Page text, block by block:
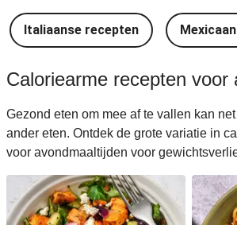
Italiaanse recepten
Caloriearme recepten voor
Gezond eten om mee af te vallen kan
ander eten. Ontdek de grote variatie in
voor avondmaaltijden voor